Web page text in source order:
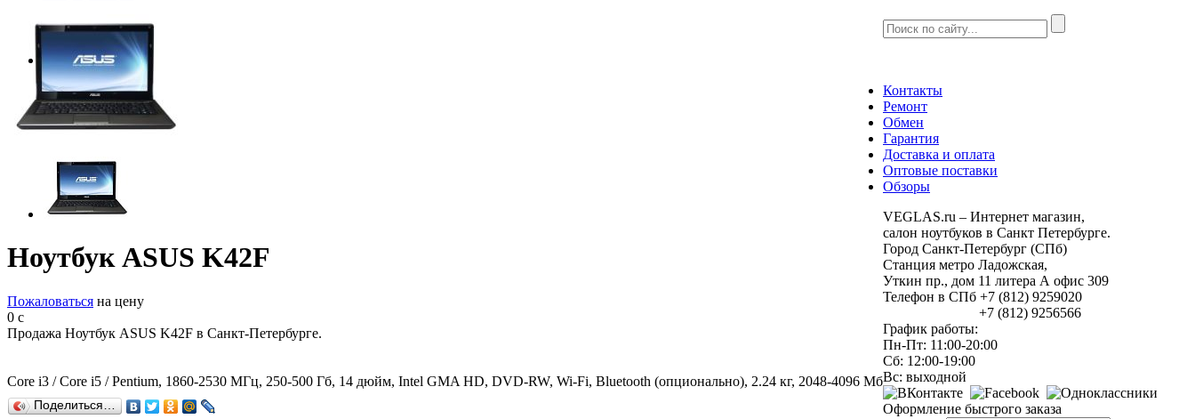
Ноутбук ASUS K42F
Пожаловаться на цену
0 c
Продажа Ноутбук ASUS K42F в Санкт-Петербурге.
Core i3 / Core i5 / Pentium, 1860-2530 МГц, 250-500 Гб, 14 дюйм, Intel GMA HD, DVD-RW, Wi-Fi, Bluetooth (опционально), 2.24 кг, 2048-4096 Мб
Поделиться…
Контакты
Ремонт
Обмен
Гарантия
Доставка и оплата
Оптовые поставки
Обзоры
VEGLAS.ru – Интернет магазин,
салон ноутбуков в Санкт Петербурге.
Город Санкт-Петербург (СПб)
Станция метро Ладожская,
Уткин пр., дом 11 литера А офис 309
Телефон в СПб +7 (812) 9259020
+7 (812) 9256566
График работы:
Пн-Пт: 11:00-20:00
Сб: 12:00-19:00
Вс: выходной
Оформление быстрого заказа